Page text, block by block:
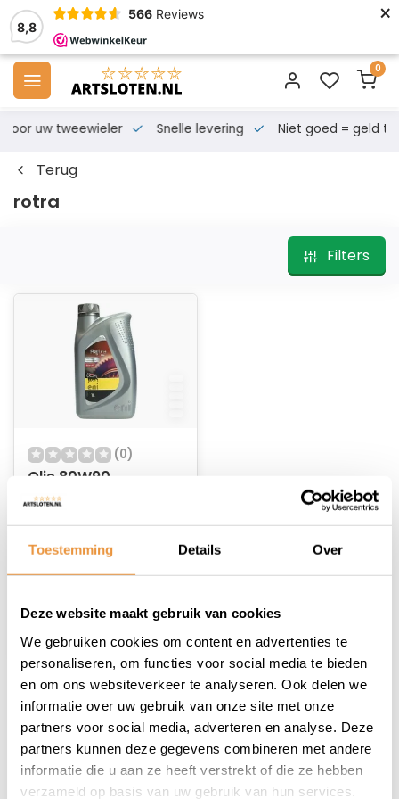
Toestemming Details Over
Deze website maakt gebruik van cookies
We gebruiken cookies om content en advertenties te
personaliseren, om functies voor social media te bieden
en om ons websiteverkeer te analyseren. Ook delen we
informatie over uw gebruik van onze site met onze
partners voor social media, adverteren en analyse. Deze
partners kunnen deze gegevens combineren met andere
informatie die u aan ze heeft verstrekt of die ze hebben
verzameld op basis van uw gebruik van hun services.
8,8
566 Reviews ×
0
voor uw tweewieler Snelle levering Niet goed = geld
Terug
rotra
Filters
(0)
Olie 80W90
transmissie
Op voorraad
21,95
1